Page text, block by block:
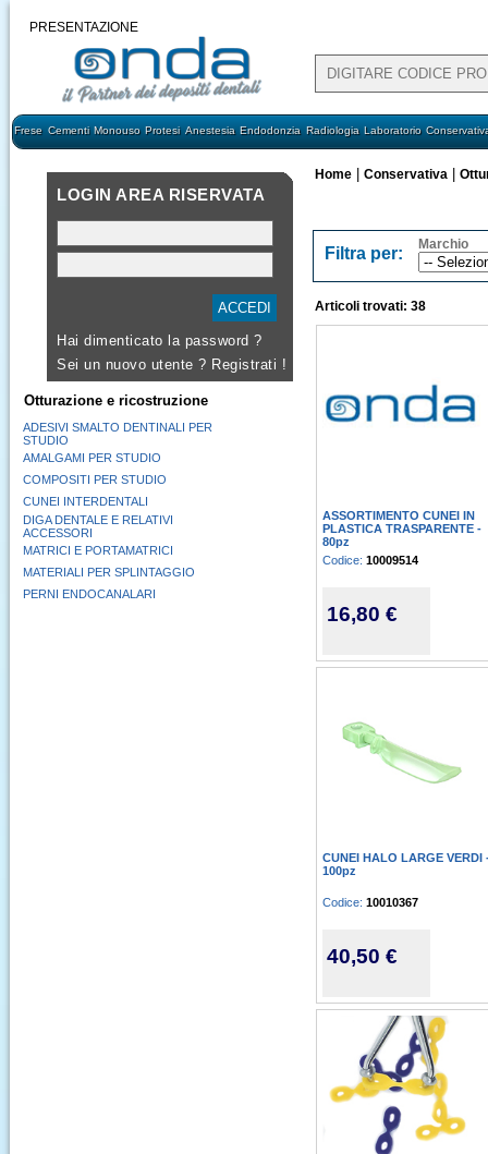
PRESENTAZIONE
Frese Cementi Monouso Protesi Anestesia Endodonzia Radiologia Laboratorio
LOGIN AREA RISERVATA
Hai dimenticato la password ?
Sei un nuovo utente ? Registrati !
Otturazione e ricostruzione
ADESIVI SMALTO DENTINALI PER
STUDIO
AMALGAMI PER STUDIO
COMPOSITI PER STUDIO
CUNEI INTERDENTALI
DIGA DENTALE E RELATIVI
ACCESSORI
MATRICI E PORTAMATRICI
MATERIALI PER SPLINTAGGIO
PERNI ENDOCANALARI
Home Conservativa
Filtra per: Marchio
Articoli trovati: 38
ASSORTIMENTO CUNEI IN
PLASTICA TRASPARENTE -
80pz
Codice: 10009514
16,80 €
CUNEI HALO LARGE VERDI
100pz
Codice: 10010367
40,50 €